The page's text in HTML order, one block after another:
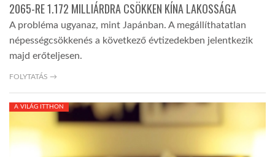
2065-RE 1.172 MILLIÁRDRA CSÖKKEN KÍNA LAKOSSÁGA
A probléma ugyanaz, mint Japánban. A megállíthatatlan
népességcsökkenés a következő évtizedekben jelentkezik
majd erőteljesen.
FOLYTATÁS →
A VILÁG ITTHON